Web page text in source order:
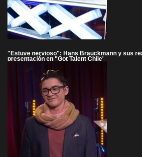
"Estuve nervioso": Hans Brauckmann y sus
presentación en "Got Talent Chile'